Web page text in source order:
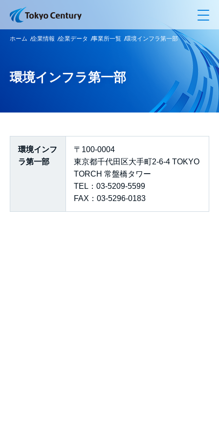
ホーム 企業情報 企業データ 事業所一覧 環境インフラ第一部
環境インフラ第一部
環境インフ
ラ第一部
〒100-0004
東京都千代田区大手町2-6-4 TOKYO
TORCH 常盤橋タワー
TEL：03-5209-5599
FAX：03-5296-0183